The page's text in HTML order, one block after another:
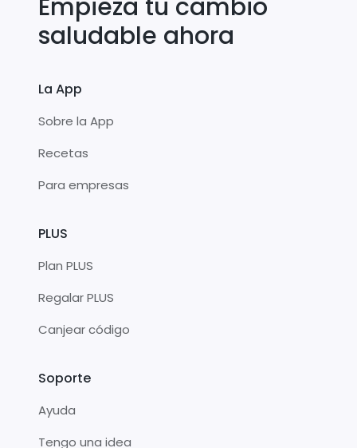
Empieza tu cambio
saludable ahora
La App
Sobre la App
Recetas
Para empresas
PLUS
Plan PLUS
Regalar PLUS
Canjear código
Soporte
Ayuda
Tengo una idea